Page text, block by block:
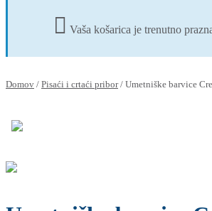
Vaša košarica je trenutno
Domov / Pisaći i crtaći pribor/ Umetniške barvice